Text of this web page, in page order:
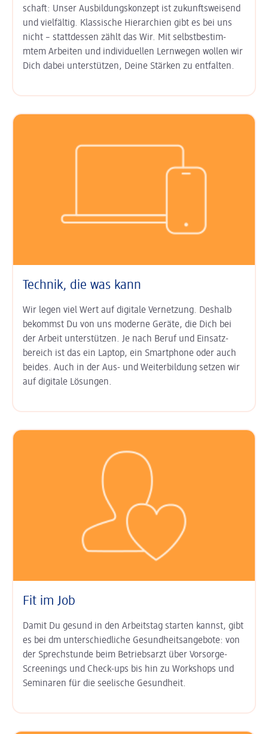
schaft: Unser Aus­bildungs­konzept ist zukunfts­weisend
und vielfältig. Klas­sische Hierarchien gibt es bei uns
nicht – statt­dessen zählt das Wir. Mit selbst­bestim­
mtem Arbeiten und indi­viduel­len Lern­wegen wollen wir
Dich dabei unter­stützen, Deine Stärken zu entfalten.
Technik, die was kann
Wir legen viel Wert auf digitale Ver­netzung. Deshalb
bekommst Du von uns moderne Geräte, die Dich bei
der Arbeit unter­stützen. Je nach Beruf und Einsatz­
bereich ist das ein Laptop, ein Smart­phone oder auch
beides. Auch in der Aus- und Weiter­bildung setzen wir
auf digitale Lösungen.
Fit im Job
Damit Du gesund in den Arbeits­tag starten kannst, gibt
es bei dm unter­schied­liche Gesundheits­angebote: von
der Sprech­stunde beim Betriebs­arzt über Vor­sorge-
Screenings und Check-ups bis hin zu Work­shops und
Semi­naren für die seelische Gesund­heit.